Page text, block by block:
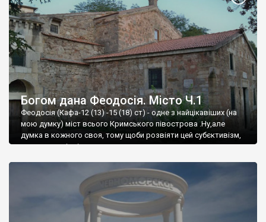
Богом дана Феодосія. Місто Ч.1
Феодосія (Кафа-12 (13) -15 (18) ст) - одне з найцікавіших (на
мою думку) міст всього Кримського півострова .Ну,але
думка в кожного своя, тому щоби розвіяти цей субєктивізм,
запрошую відвідати це